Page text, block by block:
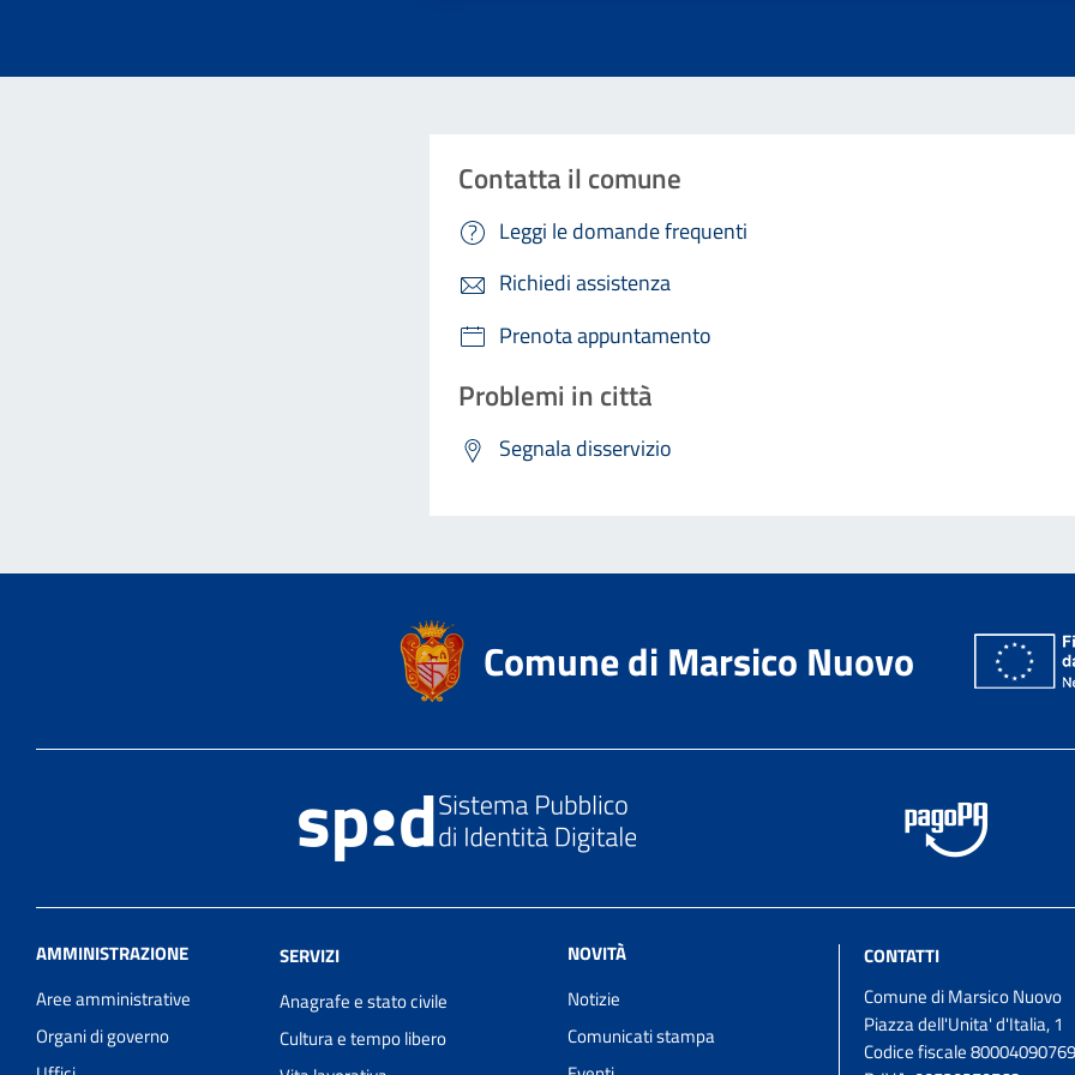
Contatta il comune
Leggi le domande frequenti
Richiedi assistenza
Prenota appuntamento
Problemi in città
Segnala disservizio
Comune di Marsico Nuovo
AMMINISTRAZIONE
Aree amministrative
Organi di governo
SERVIZI
Anagrafe e stato civile
Cultura e tempo libero
NOVITÀ
Notizie
Comunicati stampa
CONTATTI
Comune di Marsico Nuovo
Piazza dell'Unita' d'Italia, 1
Codice fiscale 80004090769